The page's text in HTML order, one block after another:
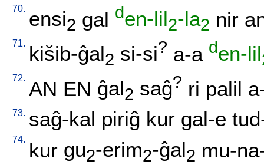
70. ensi2 gal den-lil2-la2 nir
71. kišib-ĝal2 si-si? a-a den-lil
72. AN EN ĝal2 saĝ? ri palil
73. saĝ-kal piriĝ kur gal-e
74. kur gu2-erim2-ĝal2 mu-